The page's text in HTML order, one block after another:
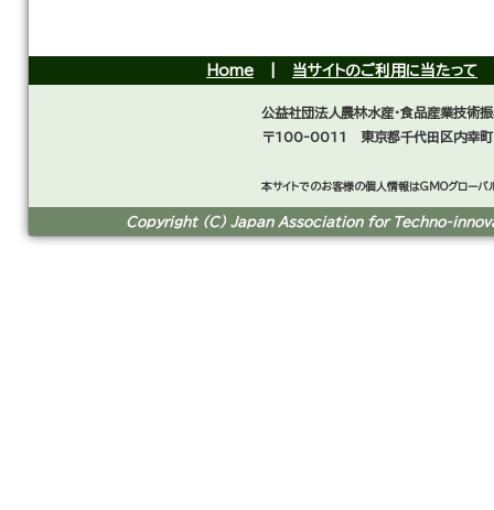
Home 当サイトのご利用に当たって
公益社団法人農林水産・食品産業技術
〒100-0011 東京都千代田区内幸
本サイトでのお客様の個人情報はGMOグローバ
Copyright (C) Japan Association for Techno-